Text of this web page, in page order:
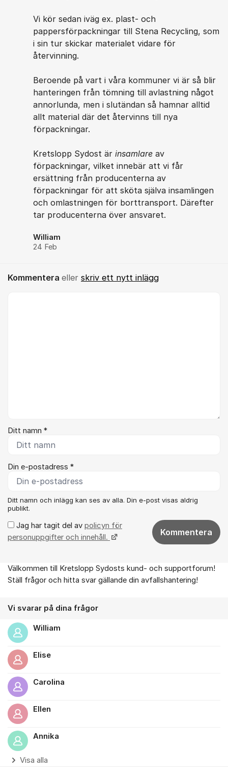
Vi kör sedan iväg ex. plast- och
pappersförpackningar till Stena Recycling, som
i sin tur skickar materialet vidare för
återvinning.
Beroende på vart i våra kommuner vi är så blir
hanteringen från tömning till avlastning något
annorlunda, men i slutändan så hamnar alltid
allt material där det återvinns till nya
förpackningar.
Kretslopp Sydost är insamlare av
förpackningar, vilket innebär att vi får
ersättning från producenterna av
förpackningar för att sköta själva insamlingen
och omlastningen för borttransport. Därefter
tar producenterna över ansvaret.
William
24 Feb
Kommentera eller skriv ett nytt inlägg
Ditt namn *
Din e-postadress *
Ditt namn och inlägg kan ses av alla. Din e-post visas aldrig
publikt.
Jag har tagit del av policyn för
personuppgifter och innehåll.
Kommentera
Om forumet
Välkommen till Kretslopp Sydosts kund- och supportforum!
Ställ frågor och hitta svar gällande din avfallshantering!
Vi svarar på dina frågor
William
Elise
Carolina
Ellen
Annika
Visa alla